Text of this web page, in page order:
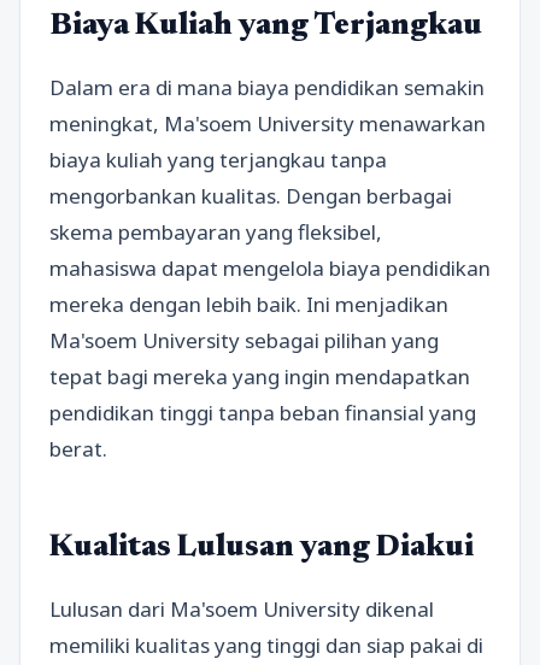
Biaya Kuliah yang Terjangkau
Dalam era di mana biaya pendidikan semakin
meningkat, Ma'soem University menawarkan
biaya kuliah yang terjangkau tanpa
mengorbankan kualitas. Dengan berbagai
skema pembayaran yang fleksibel,
mahasiswa dapat mengelola biaya pendidikan
mereka dengan lebih baik. Ini menjadikan
Ma'soem University sebagai pilihan yang
tepat bagi mereka yang ingin mendapatkan
pendidikan tinggi tanpa beban finansial yang
berat.
Kualitas Lulusan yang Diakui
Lulusan dari Ma'soem University dikenal
memiliki kualitas yang tinggi dan siap pakai di